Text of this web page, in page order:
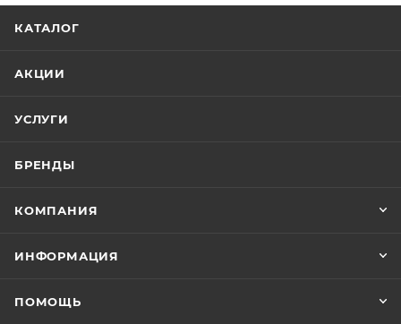
КАТАЛОГ
АКЦИИ
УСЛУГИ
БРЕНДЫ
КОМПАНИЯ
ИНФОРМАЦИЯ
ПОМОЩЬ